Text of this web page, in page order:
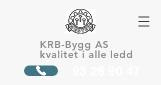
KRB-Bygg AS
kvalitet i alle ledd